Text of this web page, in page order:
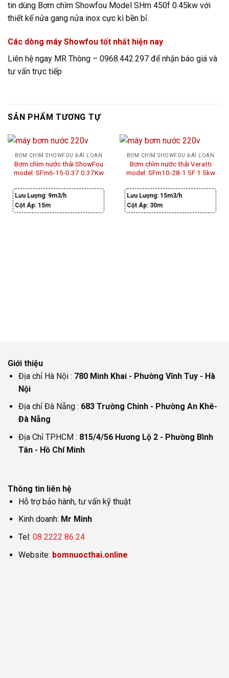
tin dùng Bơm chìm Showfou Model SHm 450f 0.45kw với
thiết kế nửa gang nửa inox cực kì bền bỉ.
Các dòng máy Showfou tốt nhất hiện nay
Liên hệ ngay MR Thông – 0968.442.297 để nhận báo giá và
tư vấn trực tiếp
SẢN PHẨM TƯƠNG TỰ
BƠM CHÌM SHOWFOU ĐÀI LOAN
Bơm chìm nước thải ShowFou
model: SFm6-15-0.37 0.37Kw
Lưu Lượng: 9m3/h
Cột Áp: 15m
BƠM CHÌM SHOWFOU ĐÀI LOAN
Bơm chìm nước thải Veratti
model: SFm10-28-1.5F 1.5kw
Lưu Lượng: 15m3/h
Cột Áp: 30m
Giới thiệu
Địa chỉ Hà Nội : 780 Minh Khai - Phường Vĩnh Tuy - Hà
Nội
Địa chỉ Đà Nẵng : 683 Trường Chinh - Phường An Khê-
Đà Nẵng
Địa Chỉ TP.HCM : 815/4/56 Hương Lộ 2 - Phường Bình
Tân - Hồ Chí Minh
Thông tin liên hệ
Hỗ trợ bảo hành, tư vấn kỹ thuật
Kinh doanh: Mr Minh
Tel: 08 2222 86 24
Website: bomnuocthai.online